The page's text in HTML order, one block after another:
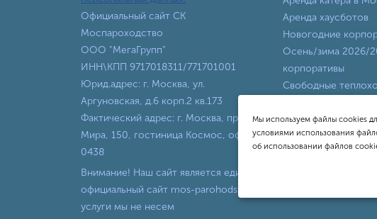
Официальный сайт СК
Моспароходство
ООО "МегаГрупп"
ИНН\КПП 9717018311/771701001
Юрид.адрес: г. Москва, ул.
Аргуновская, д.6 корп.2 кв.173
Фактический адрес: г. Москва, пр-т
Мира, 150, гостиница Космос, офис
0438
Аренда хаусботов
Новогодние
Осень/зима 2026/
корпоративы
Свободные
Теплоходы класса
Внимание! Наш сайт является единственной официальной
официальный сайт mos-parohodstvo.ru, другие схожие по
услуги мы не несем
Мы используем файлы cookies
условиями использования
об использовании файлов